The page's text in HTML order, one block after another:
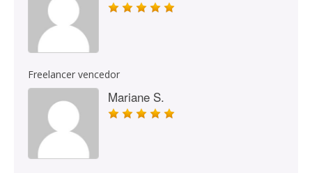
Freelancer vencedor
Mariane S.